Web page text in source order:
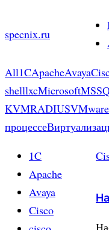
to
specnix.ru
All1CApacheAvaya
shelllxcMicrosoft
KVMRADIUSVMware
процессе
1C
Apache
Avaya
Cisco